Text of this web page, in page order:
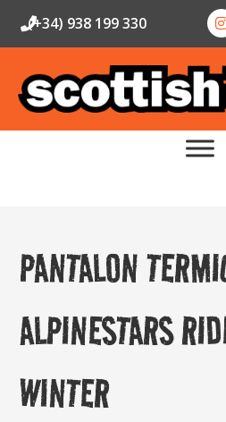
(+34) 938 199 330
PANTALON
ALPINESTARS
WINTER